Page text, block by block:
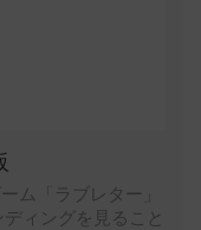
ム「ラブレター」
ィングを見ること